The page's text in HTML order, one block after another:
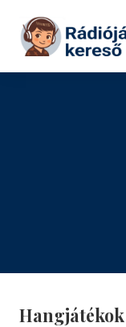
Tovább a